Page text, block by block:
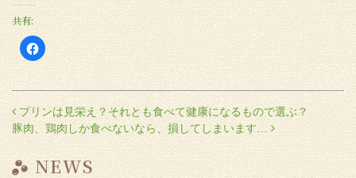
共有:
Facebook
で
共
有
す
る
に
は
ク
リ
ッ
ク
し
て
投稿ナビゲーション
プリンは見栄え？それとも食べて健康になるもので選ぶ？
豚肉、鶏肉しか食べないなら、損してしまいます…
NEWS